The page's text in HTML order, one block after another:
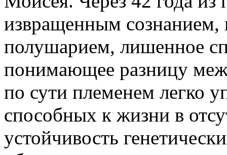
извращенным
полушарием, лишенное
понимающее разницу
по сути племенем легко
способных к жизни в
устойчивость